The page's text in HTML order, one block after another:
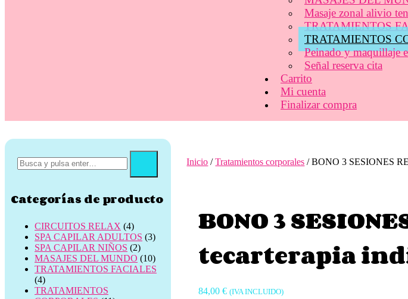
Masaje zonal alivio
TRATAMIENTOS
TRATAMIENTOS
Peinado y maquillaje
Señal reserva cita
Carrito
Mi cuenta
Finalizar compra
Inicio /Tratamientos corporales / BONO 3 SESIONES
BONO 3
tecarterapia
84,00€ (IVA INCLUIDO)
Categorías de producto
CIRCUITOS RELAX (4)
SPA CAPILAR ADULTOS (3)
SPA CAPILAR NIÑOS (2)
MASAJES DEL MUNDO (10)
TRATAMIENTOS FACIALES
(4)
TRATAMIENTOS